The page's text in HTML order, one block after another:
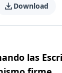
Download
las